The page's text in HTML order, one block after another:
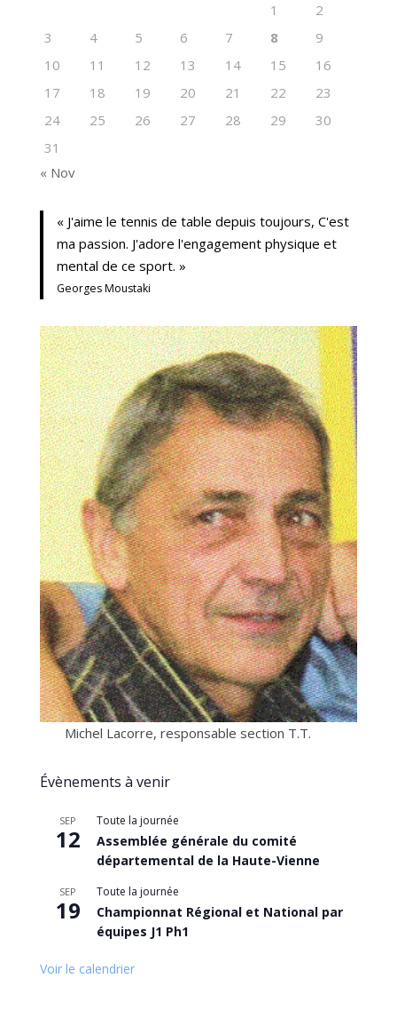
1
2
3
4 5 6 7 8
9
10
11 12 13 14 15
16
17
18 19 20 21 22
23
24
25 26 27 28 29
30
31
« Nov
« J'aime le tennis de table depuis toujours, C'est
ma passion. J'adore l'engagement physique et
mental de ce sport. »
Georges Moustaki
Michel Lacorre, responsable section T.T.
Évènements à venir
SEP
12
Toute la journée
Assemblée générale du comité
départemental de la Haute-Vienne
SEP
19
Toute la journée
Championnat Régional et National par
équipes J1 Ph1
Voir le calendrier